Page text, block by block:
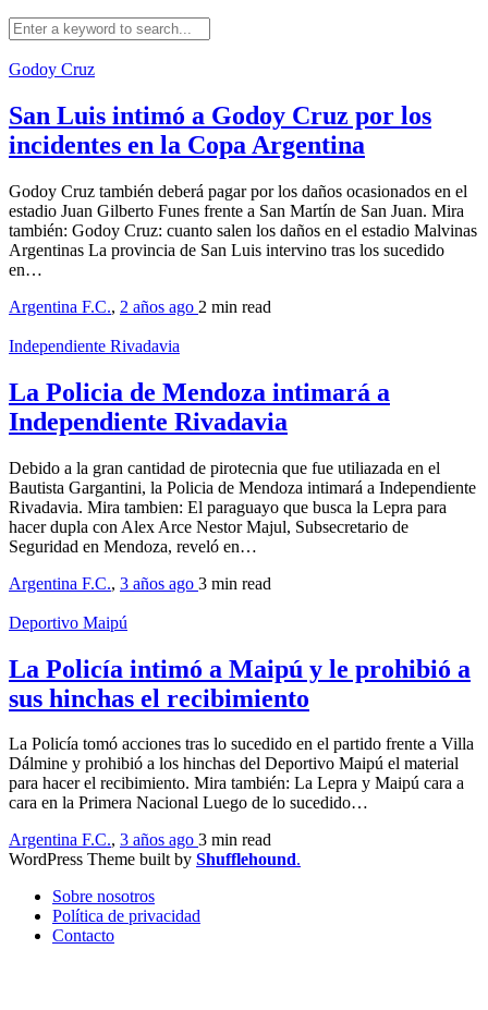
Godoy Cruz
San Luis intimó a Godoy Cruz por los
incidentes en la Copa Argentina
Godoy Cruz también deberá pagar por los daños ocasionados en el
estadio Juan Gilberto Funes frente a San Martín de San Juan. Mira
también: Godoy Cruz: cuanto salen los daños en el estadio Malvinas
Argentinas La provincia de San Luis intervino tras los sucedido
en…
Argentina F.C., 2 años ago 2 min read
Independiente Rivadavia
La Policia de Mendoza intimará a
Independiente Rivadavia
Debido a la gran cantidad de pirotecnia que fue utiliazada en el
Bautista Gargantini, la Policia de Mendoza intimará a Independiente
Rivadavia. Mira tambien: El paraguayo que busca la Lepra para
hacer dupla con Alex Arce Nestor Majul, Subsecretario de
Seguridad en Mendoza, reveló en…
Argentina F.C., 3 años ago 3 min read
Deportivo Maipú
La Policía intimó a Maipú y le prohibió a
sus hinchas el recibimiento
La Policía tomó acciones tras lo sucedido en el partido frente a Villa
Dálmine y prohibió a los hinchas del Deportivo Maipú el material
para hacer el recibimiento. Mira también: La Lepra y Maipú cara a
cara en la Primera Nacional Luego de lo sucedido…
Argentina F.C., 3 años ago 3 min read
WordPress Theme built by Shufflehound.
Sobre nosotros
Política de privacidad
Contacto